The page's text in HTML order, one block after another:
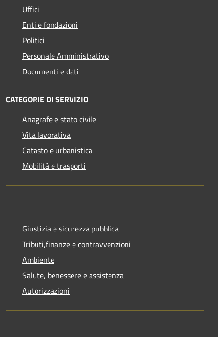
Uffici
Enti e fondazioni
Politici
Personale Amministrativo
Documenti e dati
CATEGORIE DI SERVIZIO
Anagrafe e stato civile
Vita lavorativa
Catasto e urbanistica
Mobilità e trasporti
Giustizia e sicurezza pubblica
Tributi,finanze e contravvenzioni
Ambiente
Salute, benessere e assistenza
Autorizzazioni